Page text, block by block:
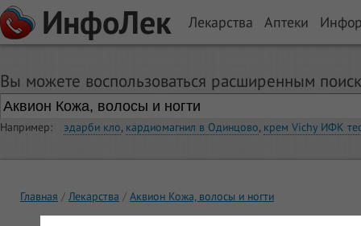
ИнфоЛек Лекарства Аптеки
Вы можете воспользоваться расширенным
Например: эдарби кло, кардиомагнил в Одинцово, крем Vichy ИФК
Главная Лекарства Аквион Кожа, волосы и ногти